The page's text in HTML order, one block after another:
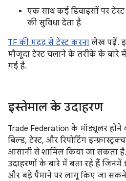
एक साथ कई डिवाइसों पर
की सुविधा देता है
TF की मदद से टेस्ट करना लेख पढ़ें.
मौजूदा टेस्ट चलाने के तरीके के बारे
गई है.
इस्तेमाल के उदाहरण
Trade Federation के मॉड्यूलर
बिल्ड, टेस्ट, और रिपोर्टिंग
आसानी से शामिल किया जा सकता
उदाहरणों के बारे में बता रहे हैं
और बड़े पैमाने पर लागू किए जा